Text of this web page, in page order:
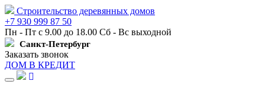
Строительство деревянных домов
+7 930 999 87 50
Пн - Пт с 9.00 до 18.00 Сб - Вс выходной
Санкт-Петербург
Заказать звонок
ДОМ В КРЕДИТ
Навигация